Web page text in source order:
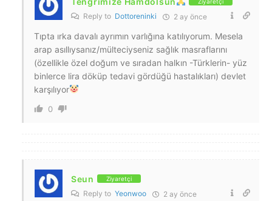
Reply to Dottoreninki 2 ay önce
Tıpta ırka davalı ayrımın varlığına katılıyorum. Mesela
arap asıllıysanız/mülteciyseniz sağlık masraflarını
(özellikle özel doğum ve sıradan halkın -Türklerin- yüz
binlerce lira döküp tedavi gördüğü hastalıkları) devlet
karşılıyor
0
Seun Ziyaretçi
Reply to Yeonwoo 2 ay önce